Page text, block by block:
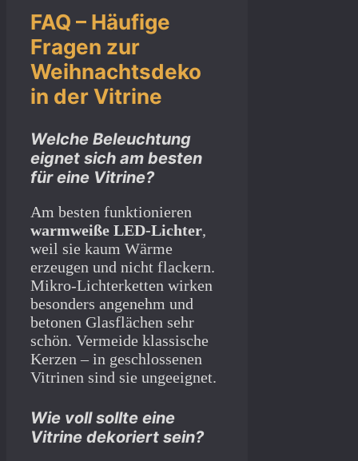
FAQ – Häufige
Fragen zur
Weihnachtsdeko
in der Vitrine
Welche Beleuchtung
eignet sich am besten
für eine Vitrine?
Am besten funktionieren
warmweiße LED-Lichter,
weil sie kaum Wärme
erzeugen und nicht flackern.
Mikro-Lichterketten wirken
besonders angenehm und
betonen Glasflächen sehr
schön. Vermeide klassische
Kerzen – in geschlossenen
Vitrinen sind sie ungeeignet.
Wie voll sollte eine
Vitrine dekoriert sein?